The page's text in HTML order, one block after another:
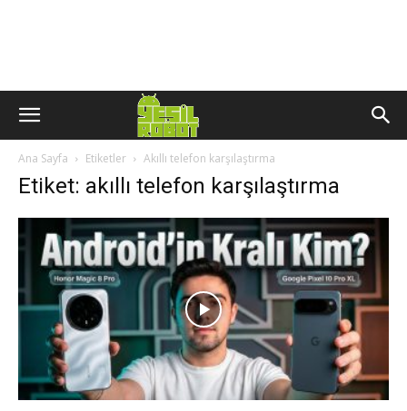
Ana Sayfa Etiketler Akıllı telefon karşılaştırma
Etiket: akıllı telefon karşılaştırma